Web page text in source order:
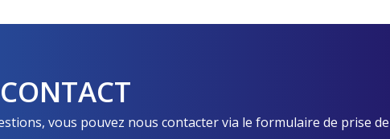
CONTACT
vous pouvez nous contacter via le formulaire de prise